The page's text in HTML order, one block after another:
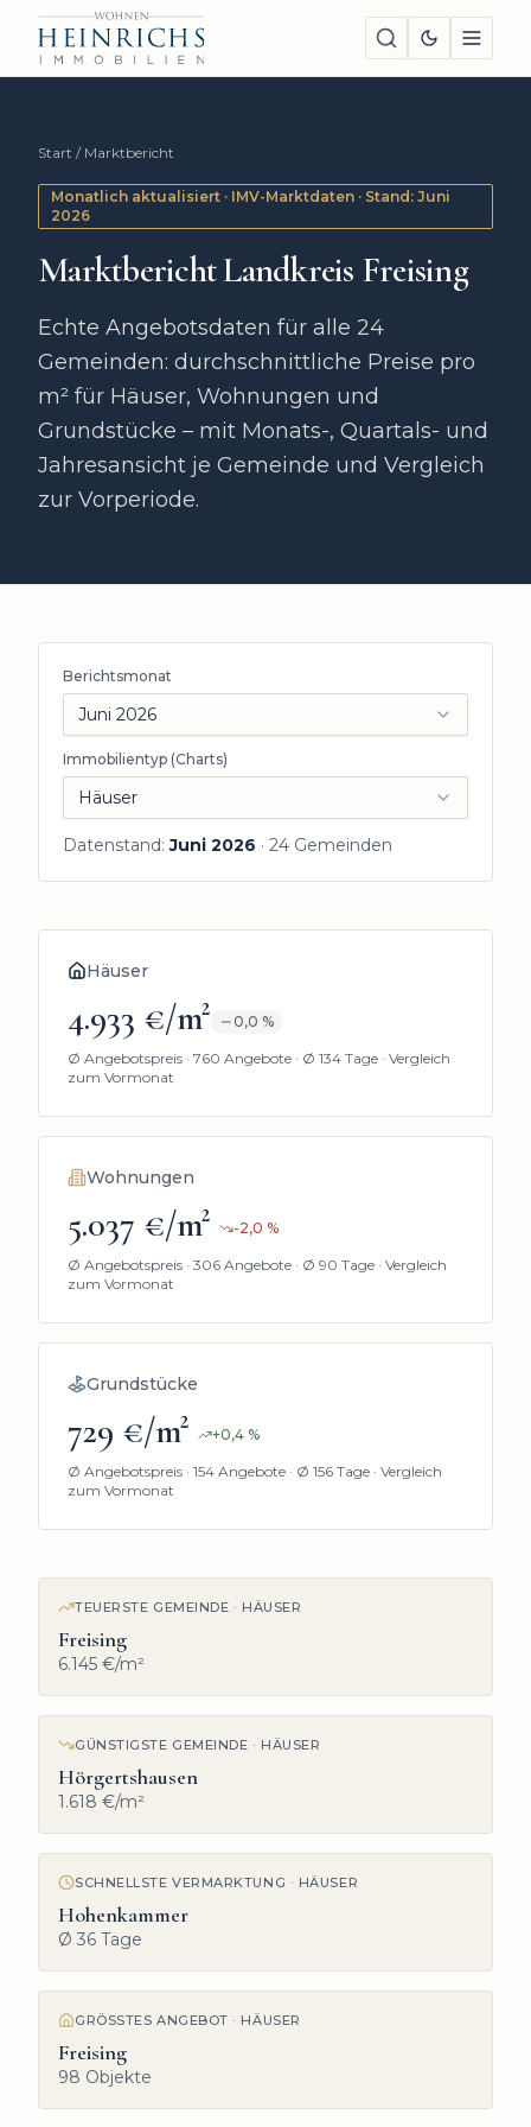
Start / Marktbericht
Monatlich aktualisiert · IMV-Marktdaten · Stand: Juni
2026
Marktbericht Landkreis Freising
Echte Angebotsdaten für alle 24
Gemeinden: durchschnittliche Preise pro
m² für Häuser, Wohnungen und
Grundstücke – mit Monats-, Quartals- und
Jahresansicht je Gemeinde und Vergleich
zur Vorperiode.
Berichtsmonat
Juni 2026
Immobilientyp (Charts)
Häuser
Datenstand:Juni 2026 · 24 Gemeinden
Häuser
4.933 €/m² 0,0 %
Ø Angebotspreis · 760 Angebote · Ø 134 Tage · Vergleich
zum Vormonat
Wohnungen
5.037 €/m² -2,0 %
Ø Angebotspreis · 306 Angebote · Ø 90 Tage · Vergleich
zum Vormonat
Grundstücke
729 €/m² +0,4 %
Ø Angebotspreis · 154 Angebote · Ø 156 Tage · Vergleich
zum Vormonat
TEUERSTE GEMEINDE · HÄUSER
Freising
6.145 €/m²
GÜNSTIGSTE GEMEINDE · HÄUSER
Hörgertshausen
1.618 €/m²
SCHNELLSTE VERMARKTUNG · HÄUSER
Hohenkammer
Ø 36 Tage
GRÖSSTES ANGEBOT · HÄUSER
Freising
98 Objekte